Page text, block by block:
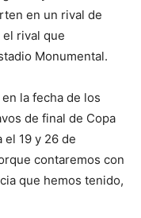
en un rival de
rival que
Monumental.
la fecha de los
de final de Copa
el 19 y 26 de
contaremos con
que hemos tenido,